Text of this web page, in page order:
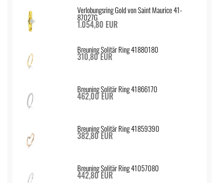
Verlobungsring Gold von Saint Maurice 41-
87027G
1.054,80 EUR
Breuning Solitär Ring 41880180
310,80 EUR
Breuning Solitär Ring 41866170
462,00 EUR
Breuning Solitär Ring 41859390
382,80 EUR
Breuning Solitär Ring 41057080
442,80 EUR